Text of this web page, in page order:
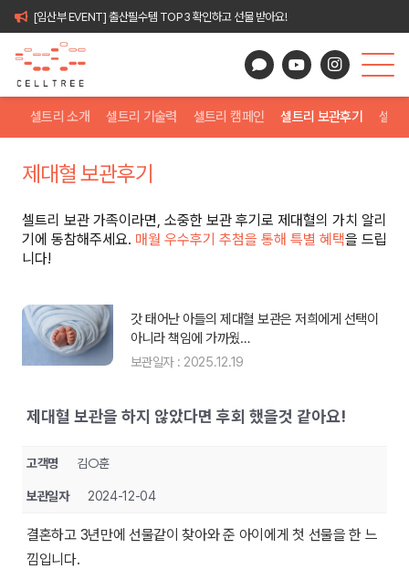
[임산부 EVENT] 출산필수템 TOP3 확인하고 선물 받아요!
셀트리 소개 셀트리 기술력 셀트리 캠페인 셀트리 보관후기 셀트
제대혈 보관후기
셀트리 보관 가족이라면, 소중한 보관 후기로 제대혈의 가치 알리
기에 동참해주세요. 매월 우수후기 추첨을 통해 특별 혜택을 드립
니다!
갓 태어난 아들의 제대혈 보관은 저희에게 선택이
아니라 책임에 가까웠…
보관일자 : 2025.12.19
제대혈 보관을 하지 않았다면 후회 했을것 같아요!
고객명 김○훈
보관일자 2024-12-04
결혼하고 3년만에 선물같이 찾아와 준 아이에게 첫 선물을 한 느
낌입니다.